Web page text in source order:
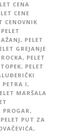
CENA
CENE
CENOVNIK
PELET
, PELET
GREJANJE
, PELET
, PELET
PETRA I,
MARŠALA
PROGAR,
PELET PUT ZA
,